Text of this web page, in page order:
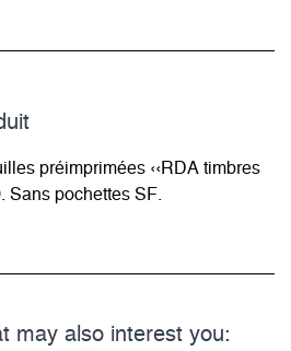
préimprimées ‹‹RDA timbres
Sans pochettes SF.
may also interest you: